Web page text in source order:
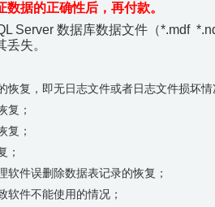
据的正确性后，再付款。
Server 数据库数据文件（*.mdf
失。
恢复，即无日志文件或者日志文件损坏情
复；
复；
；
件误删除数据表记录的恢复；
软件不能使用的情况；